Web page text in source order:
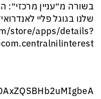
בשורה מ״עניין מרכזי״:
שלנו בגוגל פליי
store/apps/details?